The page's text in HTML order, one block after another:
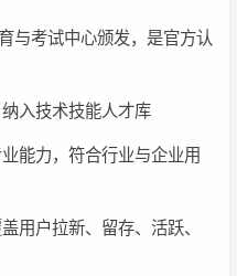
与考试中心颁发，是官方认
入技术技能人才库
能力，符合行业与企业用
用户拉新、留存、活跃、